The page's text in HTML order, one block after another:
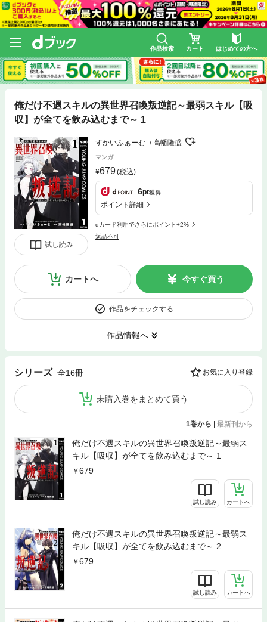
作品検索 カート はじめての方へ
俺だけ不遇スキルの異世界召喚叛逆記～最弱スキル【吸
収】が全てを飲み込むまで～ 1
試し読み
すかいふぁーむ 高幡隆盛
マンガ
679(税込)
6pt獲得
ポイント詳細
dカード利用でさらにポイント+2%
返品不可
カートへ 今すぐ買う
作品をチェックする
作品情報へ
シリーズ 全16冊 お気に入り登録
未購入巻をまとめて買う
1巻から 最新刊から
俺だけ不遇スキルの異世界召喚叛逆記～最弱ス
キル【吸収】が全てを飲み込むまで～ 1
679
試し読み カートへ
俺だけ不遇スキルの異世界召喚叛逆記～最弱ス
キル【吸収】が全てを飲み込むまで～ 2
679
試し読み カートへ